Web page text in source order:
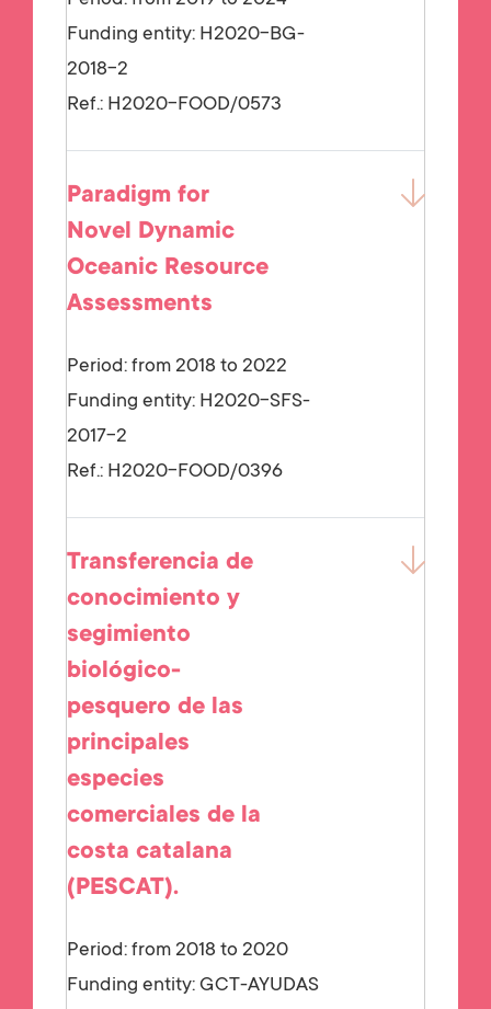
Funding entity: H2020-BG-
2018-2
Ref.: H2020-FOOD/0573
Paradigm for
Novel Dynamic
Oceanic Resource
Assessments
Period: from 2018 to 2022
Funding entity: H2020-SFS-
2017-2
Ref.: H2020-FOOD/0396
Transferencia de
conocimiento y
segimiento
biológico-
pesquero de las
principales
especies
comerciales de la
costa catalana
(PESCAT).
Period: from 2018 to 2020
Funding entity: GCT-AYUDAS